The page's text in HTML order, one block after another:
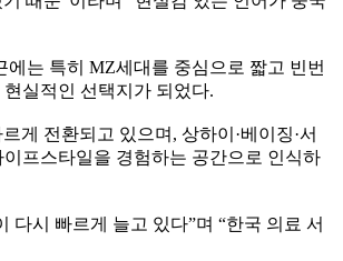
는 특히 MZ세대를 중심으로 짧고 빈번
실적인 선택지가 되었다.
게 전환되고 있으며, 상하이·베이징·서
프스타일을 경험하는 공간으로 인식하
시 빠르게 늘고 있다”며 “한국 의료 서